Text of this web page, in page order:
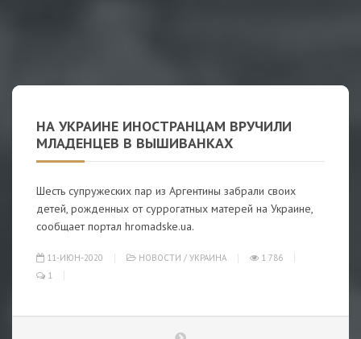
НА УКРАИНЕ ИНОСТРАНЦАМ ВРУЧИЛИ
МЛАДЕНЦЕВ В ВЫШИВАНКАХ
Шесть супружеских пар из Аргентины забрали своих
детей, рожденных от суррогатных матерей на Украине,
сообщает портал hromadske.ua.
11-ИЮН-2020 НОВОСТИ / УКРАИНА
1 786
1